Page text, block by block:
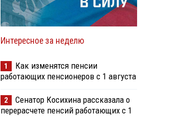
Интересное за неделю
1
Как изменятся пенсии
работающих пенсионеров с 1 августа
2
Сенатор Косихина рассказала о
перерасчете пенсий работающих с 1